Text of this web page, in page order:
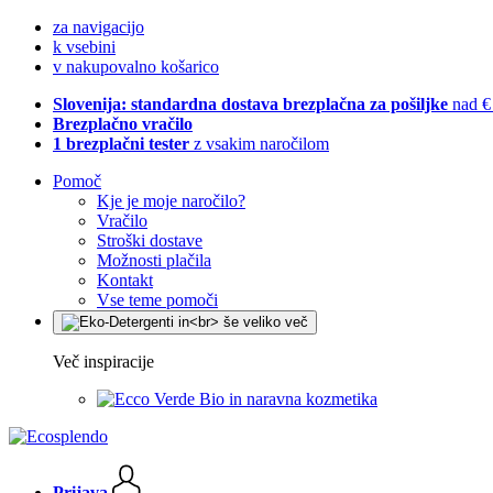
za navigacijo
k vsebini
v nakupovalno košarico
Slovenija: standardna dostava brezplačna za pošiljke nad
Brezplačno vračilo
1 brezplačni tester z vsakim naročilom
Pomoč
Kje je moje naročilo?
Vračilo
Stroški dostave
Možnosti plačila
Kontakt
Vse teme pomoči
Več inspiracije
Bio in naravna kozmetika